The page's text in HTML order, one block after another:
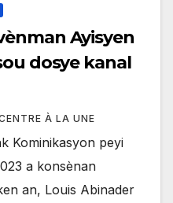
Ayisyen
dosye kanal
À LA UNE
Kominikasyon peyi
a konsènan
an, Louis Abinader